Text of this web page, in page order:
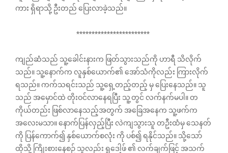
ကား ရှိရာသို့ ဦးတည် ပြေးလာခဲ့သည်။
************************
ကျည်ဆံသည် သူ့ခေါင်းနားက ဖြတ်သွားသည်ကို ဟာရီ သိလိုက်
သည်။ သူ့နောက်က လူနှစ်ယောက်၏ အော်သံကိုလည်း ကြားလိုက်
ရသည်။ ကက်သရင်းသည် သူ့ရှေ့တည့်တည့် မှ ပြေးနေသည်။ သူ
သည် အမှောင်ထဲ တိုးဝင်လာနေရပြီး သူ့တွင် လက်နက်မပါ။ တ
ကိုယ်တည်း ဖြစ်လာနေသည့်အတွက် အခြေအနေက သူ့ဖက်က
အလေးမသာ။ နောက်ပြန်လှည့်ပြီး လဲကျသွားသူ တဦးထံမှ သေနတ်
ကို ပြန်ကောက်၍ နှစ်ယောက်စလုံး ကို ပစ်၍ ရနိုင်သည်။ သို့သော်
ထိုသို့ ကြိုးစားနေစဉ် သူလည်း ရူဒေါ့ဖ် ၏ လက်ချက်ဖြင့် အသက်